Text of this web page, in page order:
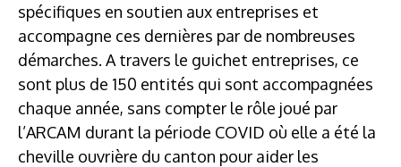
spécifiques en soutien aux entreprises et
accompagne ces dernières par de nombreuses
démarches. A travers le guichet entreprises, ce
sont plus de 150 entités qui sont accompagnées
chaque année, sans compter le rôle joué par
l’ARCAM durant la période COVID où elle a été la
cheville ouvrière du canton pour aider les